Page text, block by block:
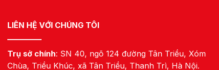
LIÊN HỆ VỚI CHÚNG TÔI
Trụ sở chính: SN 40, ngõ 124 đường Tân Triều, Xóm
Chùa, Triều Khúc, xã Tân Triều, Thanh Trì, Hà Nội.